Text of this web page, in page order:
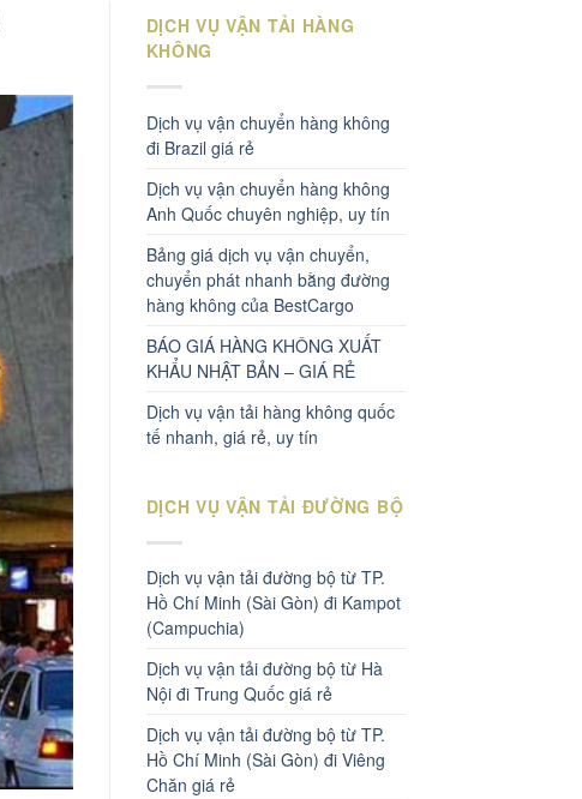
DỊCH VỤ VẬN TẢI HÀNG
KHÔNG
Dịch vụ vận chuyển hàng không
đi Brazil giá rẻ
Dịch vụ vận chuyển hàng không
Anh Quốc chuyên nghiệp, uy tín
Bảng giá dịch vụ vận chuyển,
chuyển phát nhanh bằng đường
hàng không của BestCargo
BÁO GIÁ HÀNG KHÔNG XUẤT
KHẨU NHẬT BẢN – GIÁ RẺ
Dịch vụ vận tải hàng không quốc
tế nhanh, giá rẻ, uy tín
DỊCH VỤ VẬN TẢI ĐƯỜNG BỘ
Dịch vụ vận tải đường bộ từ TP.
Hồ Chí Minh (Sài Gòn) đi Kampot
(Campuchia)
Dịch vụ vận tải đường bộ từ Hà
Nội đi Trung Quốc giá rẻ
Dịch vụ vận tải đường bộ từ TP.
Hồ Chí Minh (Sài Gòn) đi Viêng
Chăn giá rẻ